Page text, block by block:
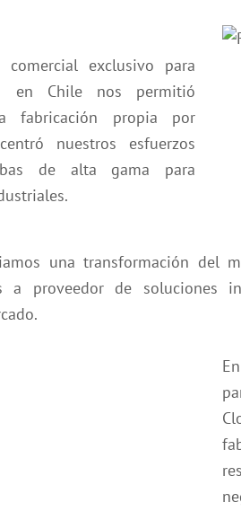
exclusivo para
en Chile nos permitió
fabricación propia por
nuestros esfuerzos
de alta gama para
una transformación del
a proveedor de soluciones